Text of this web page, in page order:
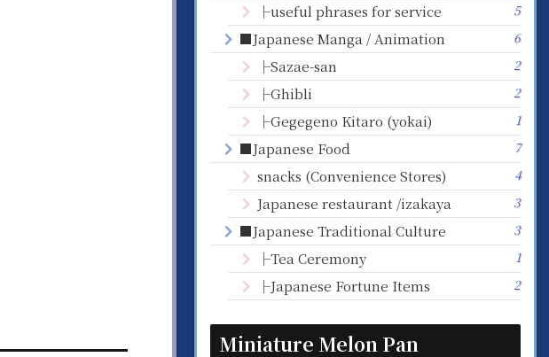
├useful phrases for service 5
■Japanese Manga / Animation 6
├Sazae-san 2
├Ghibli 2
├Gegegeno Kitaro (yokai) 1
■Japanese Food 7
snacks (Convenience Stores) 4
Japanese restaurant /izakaya 3
■Japanese Traditional Culture 3
├Tea Ceremony 1
├Japanese Fortune Items 2
Miniature Melon Pan